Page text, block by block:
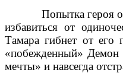
Попытка героя
избавиться от
Тамара гибнет от
«побежденный» Демон
мечты» и навсегда